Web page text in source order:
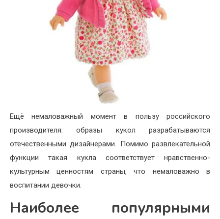
Ещё немаловажный момент в пользу российского
производителя: образы кукол разрабатываются
отечественными дизайнерами. Помимо развлекательной
функции такая кукла соответствует нравственно-
культурным ценностям страны, что немаловажно в
воспитании девочки.
Наиболее популярными